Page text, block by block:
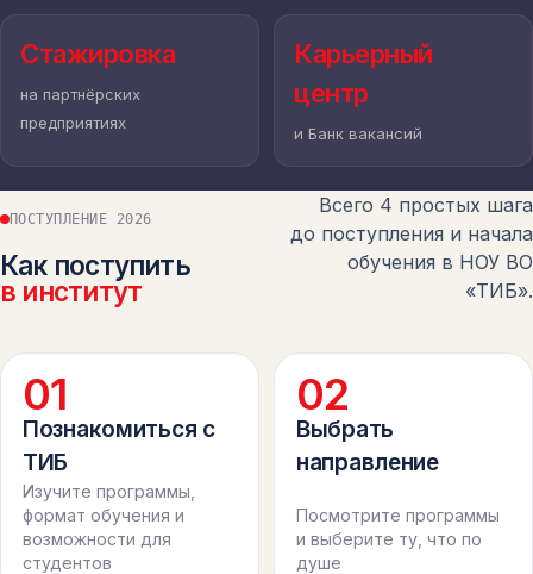
Стажировка
на партнёрских
предприятиях
Карьерный
центр
и Банк вакансий
ТИБ
ПОСТУПЛЕНИЕ 2026
Как поступить
в институт
Всего 4 простых шага
до поступления и начала
обучения в НОУ ВО
«ТИБ».
01
Познакомиться с
ТИБ
Изучите программы,
формат обучения и
возможности для
студентов
02
Выбрать
направление
Посмотрите программы
и выберите ту, что по
душе